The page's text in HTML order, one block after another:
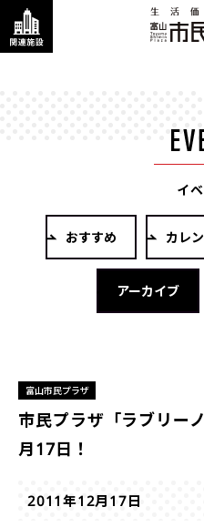
イ
おすすめ カレ
アーカイブ
市民プラザ「ラブリー
月17日！
富山市民プラザ
2011年12月17日